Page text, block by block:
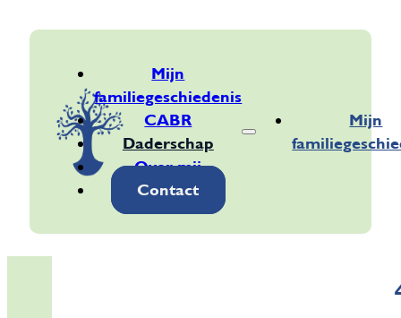
Mijn
familiegeschiedenis
CABR
Daderschap
Over mij
Contact
Mijn